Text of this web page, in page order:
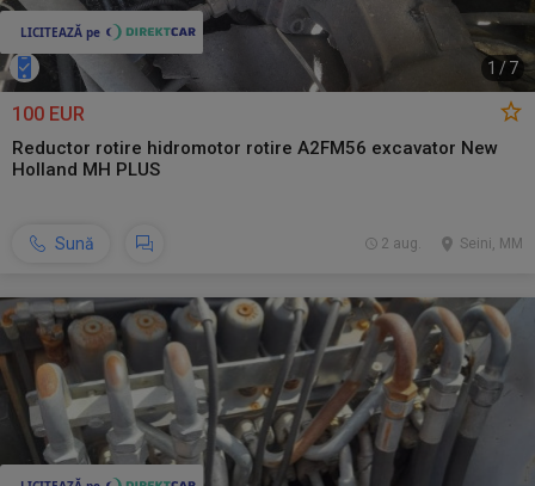
1 /7
100 EUR
Reductor rotire hidromotor rotire A2FM56 excavator New
Holland MH PLUS
Sună Seini, MM
2 aug.